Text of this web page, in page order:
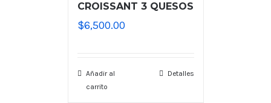
CROISSANT 3 QUESOS
$6,500.00
Añadir al
carrito
Detalles